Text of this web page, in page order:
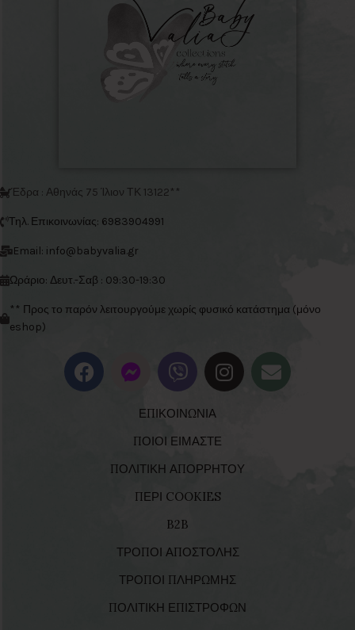
Έδρα : Αθηνάς 75 Ίλιον ΤΚ 13122**
Τηλ. Επικοινωνίας: 6983904991
Email: info@babyvalia.gr
Ωράριο: Δευτ.-Σαβ : 09:30-19:30
** Προς το παρόν λειτουργούμε χωρίς φυσικό κατάστημα (μόνο
eshop)
ΕΠΙΚΟΙΝΩΝΙΑ
ΠΟΙΟΙ ΕΙΜΑΣΤΕ
ΠΟΛΙΤΙΚΗ ΑΠΟΡΡΗΤΟΥ
ΠΕΡΙ COOKIES
B2B
ΤΡΟΠΟΙ ΑΠΟΣΤΟΛΗΣ
ΤΡΟΠΟΙ ΠΛΗΡΩΜΗΣ
ΠΟΛΙΤΙΚΗ ΕΠΙΣΤΡΟΦΩΝ